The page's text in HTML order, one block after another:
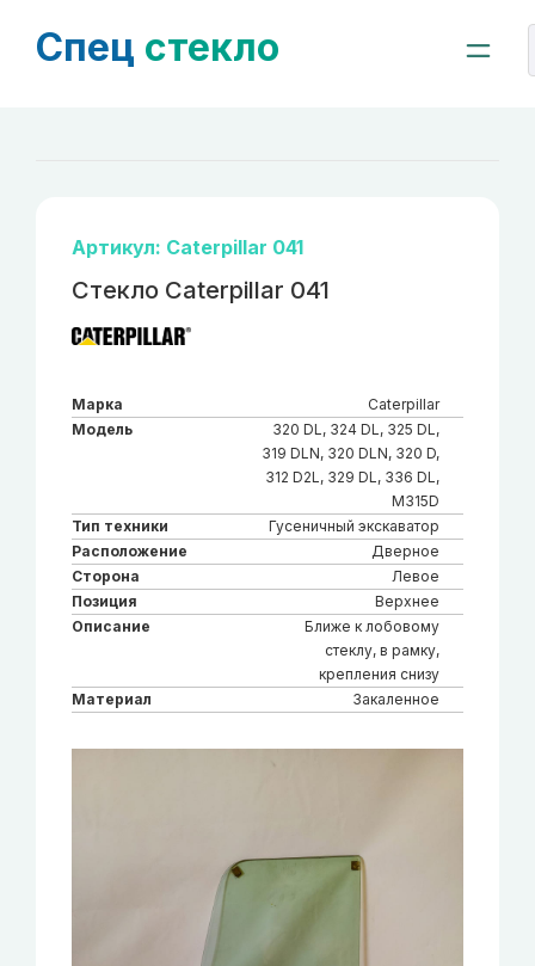
Спец стекло
Артикул: Caterpillar 041
Стекло Caterpillar 041
Марка
Caterpillar
Модель
320 DL, 324 DL, 325 DL,
319 DLN, 320 DLN, 320 D,
312 D2L, 329 DL, 336 DL,
M315D
Тип техники
Гусеничный экскаватор
Расположение
Дверное
Сторона
Левое
Позиция
Верхнее
Описание
Ближе к лобовому
стеклу, в рамку,
крепления снизу
Материал
Закаленное